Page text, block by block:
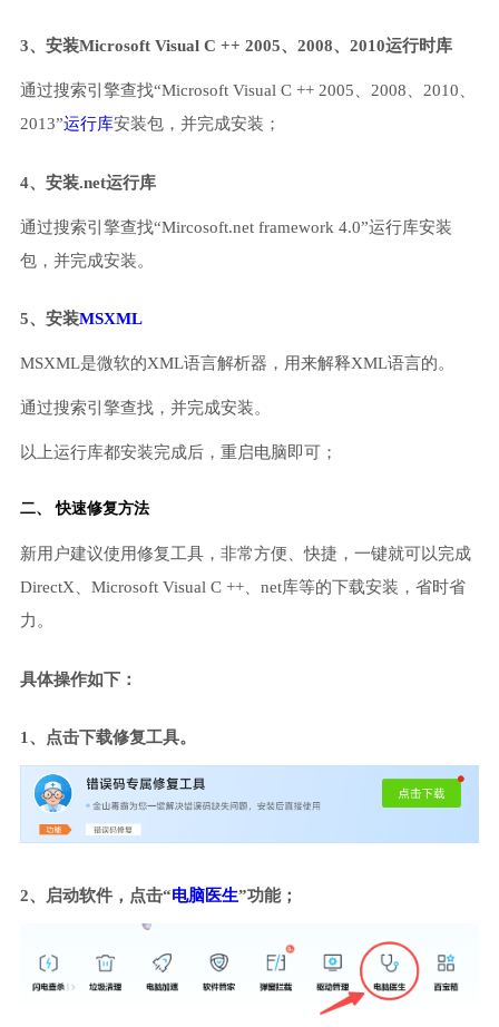
3、安装Microsoft Visual C ++ 2005、2008、2010运行时库
通过搜索引擎查找“Microsoft Visual C ++ 2005、2008、2010、
2013”运行库安装包，并完成安装；
4、安装.net运行库
通过搜索引擎查找“Mircosoft.net framework 4.0”运行库安装
包，并完成安装。
5、安装MSXML
MSXML是微软的XML语言解析器，用来解释XML语言的。
通过搜索引擎查找，并完成安装。
以上运行库都安装完成后，重启电脑即可；
二、 快速修复方法
新用户建议使用修复工具，非常方便、快捷，一键就可以完成
DirectX、Microsoft Visual C ++、net库等的下载安装，省时省
力。
具体操作如下：
1、点击下载修复工具。
2、启动软件，点击“电脑医生”功能；